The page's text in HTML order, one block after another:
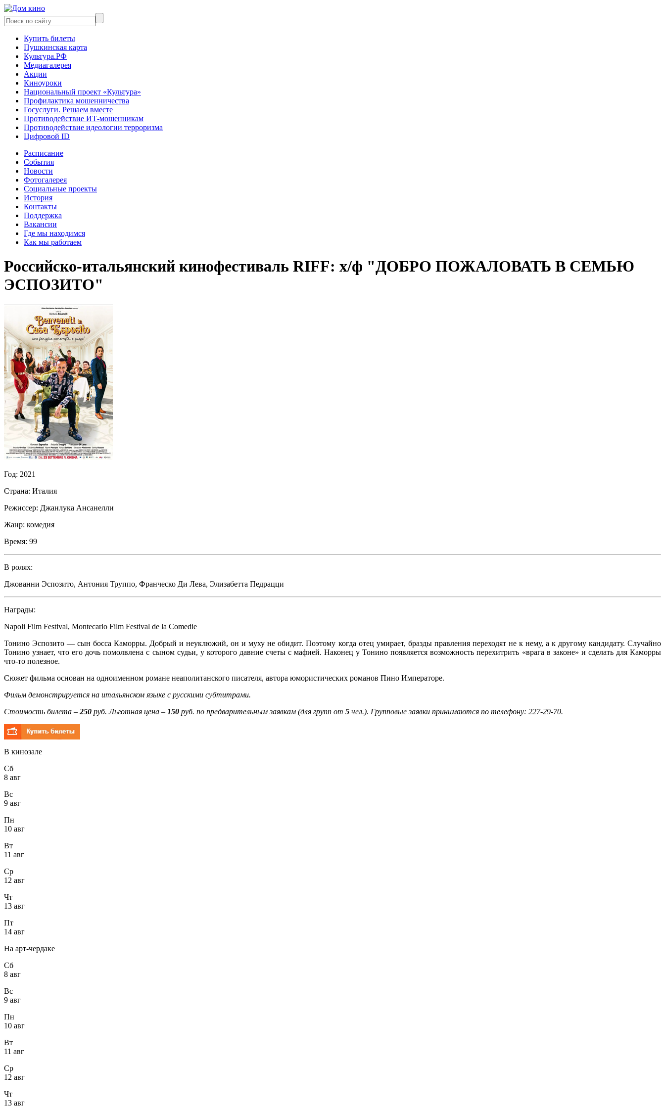
Купить билеты
Пушкинская карта
Культура.РФ
Медиагалерея
Акции
Киноуроки
Национальный проект «Культура»
Профилактика мошенничества
Госуслуги. Решаем вместе
Противодействие ИТ-мошенникам
Противодействие идеологии терроризма
Цифровой ID
Расписание
События
Новости
Фотогалерея
Социальные проекты
История
Контакты
Поддержка
Вакансии
Где мы находимся
Как мы работаем
Российско-итальянский кинофестиваль RIFF: х/ф "ДОБРО ПОЖАЛОВАТЬ В СЕМЬЮ
ЭСПОЗИТО"
Год: 2021
Страна: Италия
Режиссер: Джанлука Ансанелли
Жанр: комедия
Время: 99
В ролях:
Джованни Эспозито, Антония Труппо, Франческо Ди Лева, Элизабетта Педрацци
Награды:
Napoli Film Festival, Montecarlo Film Festival de la Comedie
Тонино Эспозито — сын босса Каморры. Добрый и неуклюжий, он и муху не обидит. Поэтому когда отец умирает, бразды правления переходят не к нему, а к другому кандидату. Случайно
Тонино узнает, что его дочь помолвлена с сыном судьи, у которого давние счеты с мафией. Наконец у Тонино появляется возможность перехитрить «врага в законе» и сделать для Каморры
что-то полезное.
Сюжет фильма основан на одноименном романе неаполитанского писателя, автора юмористических романов Пино Императоре.
Фильм демонстрируется на итальянском языке с русскими субтитрами.
Стоимость билета – 250 руб. Льготная цена – 150 руб. по предварительным заявкам (для групп от 5 чел.). Групповые заявки принимаются по телефону: 227-29-70.
В кинозале
Сб
8 авг
Вс
9 авг
Пн
10 авг
Вт
11 авг
Ср
12 авг
Чт
13 авг
Пт
14 авг
На арт-чердаке
Сб
8 авг
Вс
9 авг
Пн
10 авг
Вт
11 авг
Ср
12 авг
Чт
13 авг